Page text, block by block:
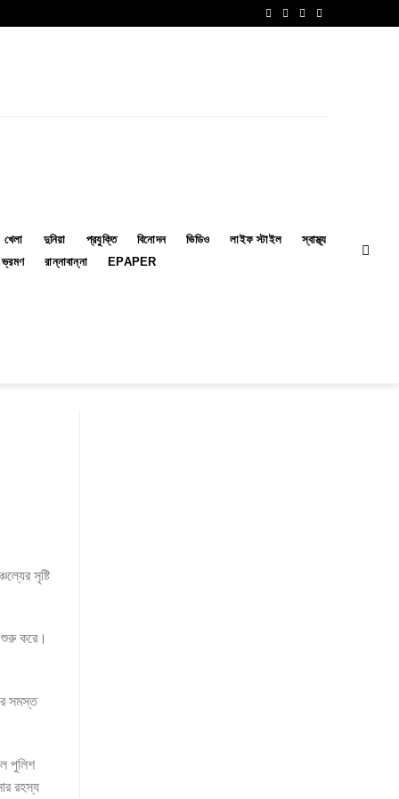
খেলা দুনিয়া প্রযুক্তি বিনোদন ভিডিও লাইফ স্টাইল
স্বাস্থ্য
ভ্রমণ
রান্নাবান্না EPAPER
সৃষ্টি
শুরু করে।
সমস্ত
পুলিশ
রহস্য